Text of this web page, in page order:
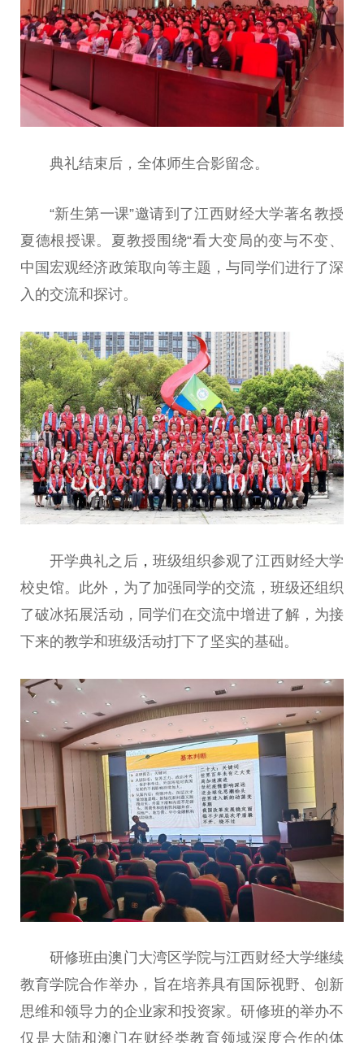
典礼结束后，全体师生合影留念。
“新生第一课”邀请到了江西财经大学著名教授
夏德根授课。夏教授围绕“看大变局的变与不变、
中国 宏观经济政策取向等主题，与同学们进行了深
入的交流和探讨。
开学典礼之后， 班级组织参观了江西财经大学
校史馆。此外，为了加强同学的交流，班级还组织
了破冰拓展活动，同学们在交流中增进了解，为接
下来的教学和班级活动打下了坚实的基础。
研修班由澳门 大湾区学院与江西财经大学继续
教育学院合作举办，旨在培养具有国际视野、创新
思维和领导力的企业家和投资家。研修班的举办不
仅是大陆和澳门 在财经类教育领域深度合作的体